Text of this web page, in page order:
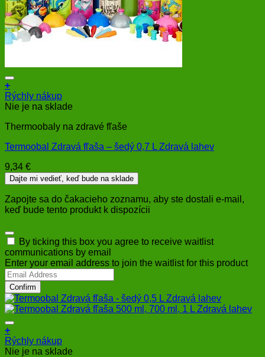
+
Rýchly nákup
Nie je na sklade
Thermoobaly na zdravé fľaše
Termoobal Zdravá fľaša – šedý 0,7 L Zdravá lahev
9,34 €
Dajte mi vedieť, keď bude na sklade
Zapojte sa do čakacieho zoznamu, aby ste dostali e-mail,
keď bude tento produkt k dispozícii
Dismiss
notification
By ticking this box you agree to receive waitlist
communications by email
Enter your email address to join the waitlist for this product
Confirm
+
Rýchly nákup
Nie je na sklade